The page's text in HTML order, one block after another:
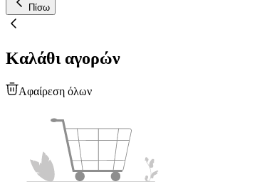
Πίσω
Καλάθι αγορών
Αφαίρεση όλων